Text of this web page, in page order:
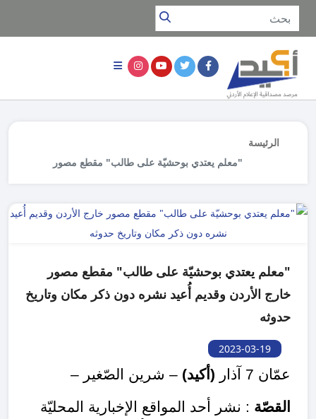
الرئيسة
"معلم يعتدي بوحشيّة على طالب" مقطع مصور
"معلم يعتدي بوحشيّة على طالب" مقطع مصور
خارج الأردن وقديم أُعيد نشره دون ذكر مكان وتاريخ
حدوثه
2023-03-19
عمّان 7 آذار (أكيد) – شرين الصّغير –
القصّة : نشر أحد المواقع الإخبارية المحليّة